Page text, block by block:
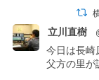
立川直樹
今日は長崎
父方の里が